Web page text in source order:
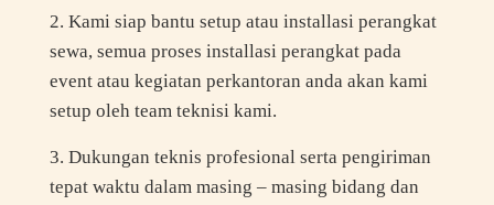
2. Kami siap bantu setup atau installasi perangkat
sewa, semua proses installasi perangkat pada
event atau kegiatan perkantoran anda akan kami
setup oleh team teknisi kami.
3. Dukungan teknis profesional serta pengiriman
tepat waktu dalam masing – masing bidang dan